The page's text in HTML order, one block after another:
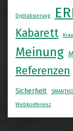
Digitalisierung
Kabarett
Meinung
Referenzen
Sicherheit
Webkonferenz